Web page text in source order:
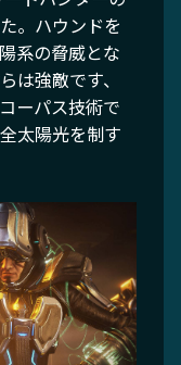
。ハウンドを
系の脅威とな
は強敵です、
ーパス技術で
太陽光を制す